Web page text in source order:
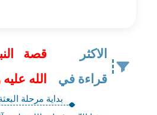
الاكثر
قراءة في
قصة
الله
بداية مرحلة